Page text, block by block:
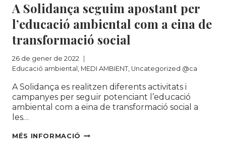
A Solidança seguim apostant per
l’educació ambiental com a eina de
transformació social
26 de gener de 2022
Educació ambiental , MEDI AMBIENT, Uncategorized @ca
A Solidança es realitzen diferents activitats i
campanyes per seguir potenciant l’educació
ambiental com a eina de transformació social a
les…
MÉS INFORMACIÓ A